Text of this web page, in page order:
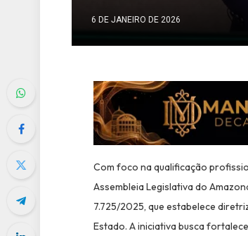
6 DE JANEIRO DE 2026
Com foco na qualificação
Assembleia Legislativa do
7.725/2025, que estabelece
Estado. A iniciativa busca